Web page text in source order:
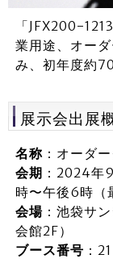
「JFX200-
業用途、オー
み、初年度約
展示会出展
名称：オーダ
会期 ：2024
時〜午後6時（
会場：池袋サ
会館2F）
ブース番号 ：21